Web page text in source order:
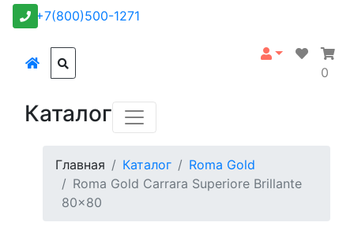
+7(800)500-1271
0
Каталог
Главная Каталог
Roma Gold
Roma Gold Carrara Superiore Brillante
80x80